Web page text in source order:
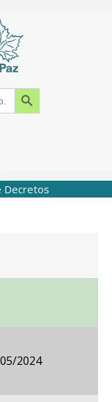
Search Button
Decretos
2024